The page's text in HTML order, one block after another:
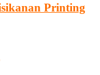
Printing